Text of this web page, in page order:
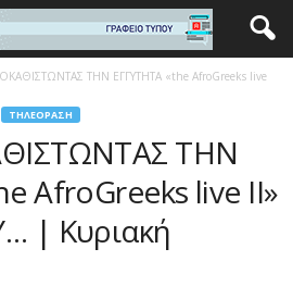
ΤΗΝ ΕΓΓΥΤΗΤΑ «the AfroGreeks live
ΤΗΛΕΌΡΑΣΗ
ΤΗΝ
AfroGreeks live ΙΙ»
| Κυριακή